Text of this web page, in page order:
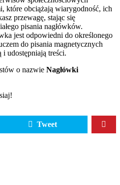
które obciążają wiarygodność, ich
przewagę, stając się
pisania nagłówków.
jest odpowiedni do określonego
do pisania magnetycznych
udostępniają treści.
o nazwie Nagłówki
Tweet